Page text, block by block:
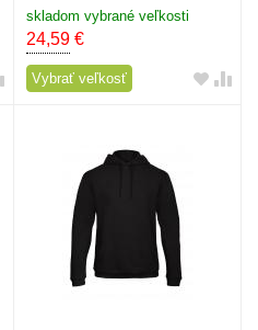
skladom vybrané veľkosti
24,59€
Vybrať veľkosť